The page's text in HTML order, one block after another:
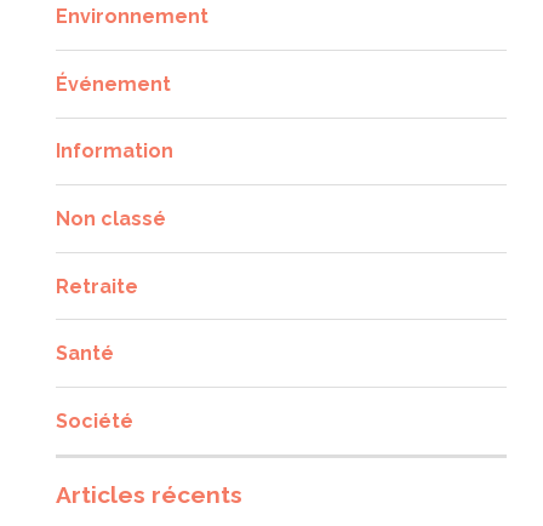
Environnement
Événement
Information
Non classé
Retraite
Santé
Société
Articles récents